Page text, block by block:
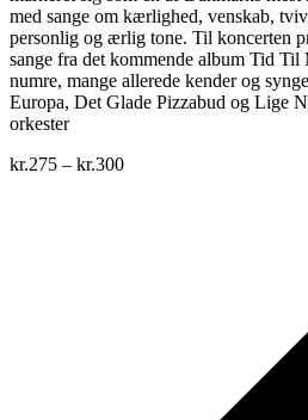
med sange om kærlighed, venskab,
personlig og ærlig tone. Til koncerten
sange fra det kommende album Tid
numre, mange allerede kender og
Europa, Det Glade Pizzabud og Lige
orkester
kr.275 – kr.300